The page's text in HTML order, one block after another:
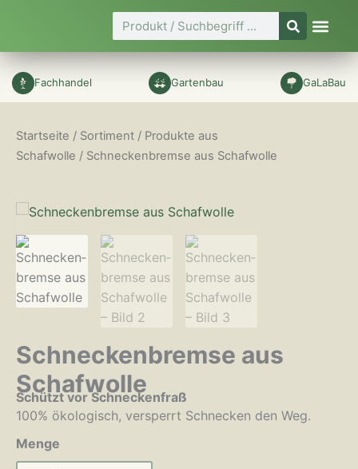
springen
Suche
Fachhandel Gartenbau GaLaBau
Startseite / Sortiment / Produkte aus
Schafwolle / Schnecken­bremse aus Schafwolle
Schnecken­bremse aus
Schafwolle
Schützt vor Schneckenfraß
100% ökologisch, versperrt Schnecken den Weg.
Menge